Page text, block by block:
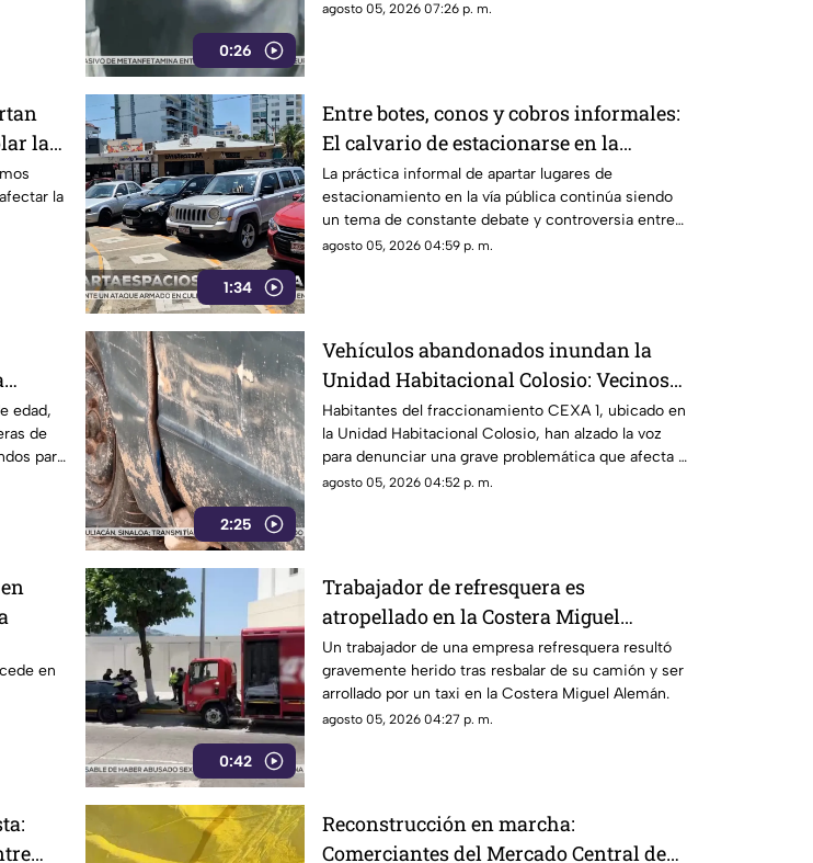
0:26
agosto 05, 2026 07:26 p. m.
la
la
1:34
Entre botes, conos y cobros informales:
El calvario de estacionarse en la
Costera de Acapulco
La práctica informal de apartar lugares de
estacionamiento en la vía pública continúa siendo
un tema de constante debate y controversia entre
automovilistas, comerciantes y turistas que
agosto 05, 2026 04:59 p. m.
edad,
de
para
2:25
Vehículos abandonados inundan la
Unidad Habitacional Colosio: Vecinos
denuncian foco de infección e
inseguridad
Habitantes del fraccionamiento CEXA 1, ubicado en
la Unidad Habitacional Colosio, han alzado la voz
para denunciar una grave problemática que afecta a
su comunidad: la presencia de decenas de
agosto 05, 2026 04:52 p. m.
en
0:42
Trabajador de refresquera es
atropellado en la Costera Miguel
Alemán
Un trabajador de una empresa refresquera resultó
gravemente herido tras resbalar de su camión y ser
arrollado por un taxi en la Costera Miguel Alemán.
agosto 05, 2026 04:27 p. m.
Reconstrucción en marcha:
Comerciantes del Mercado Central de